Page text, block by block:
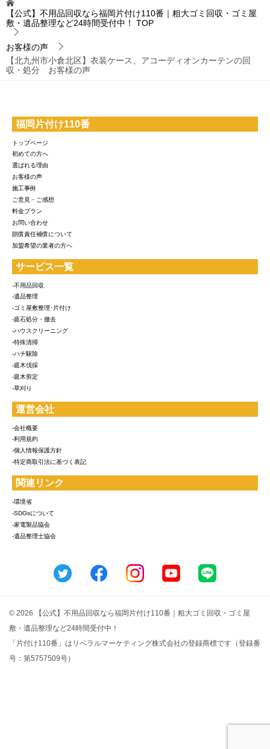
【公式】不用品回収なら福岡片付け110番｜粗大ゴミ回収・ゴミ屋
敷・遺品整理など24時間受付中！
TOP
お客様の声
【北九州市小倉北区】衣装ケース、アコーディオンカーテンの回
収・処分 お客様の声
福岡片付け110番
トップページ
初めての方へ
選ばれる理由
お客様の声
施工事例
ご意見・ご感想
料金プラン
お問い合わせ
賠償責任補償について
加盟希望の業者の方へ
サービス一覧
-不用品回収
-遺品整理
-ゴミ屋敷整理･片付け
-庭石処分・撤去
-ハウスクリーニング
-特殊清掃
-ハチ駆除
-庭木伐採
-庭木剪定
-草刈り
運営会社
-会社概要
-利用規約
-個人情報保護方針
-特定商取引法に基づく表記
関連リンク
-環境省
-SDGsについて
-家電製品協会
-遺品整理士協会
© 2026 【公式】不用品回収なら福岡片付け110番｜粗大ゴミ回収・ゴミ屋
敷・遺品整理など24時間受付中！
「片付け110番」はリベラルマーケティング株式会社の登録商標です（登録番
号：第5757509号）